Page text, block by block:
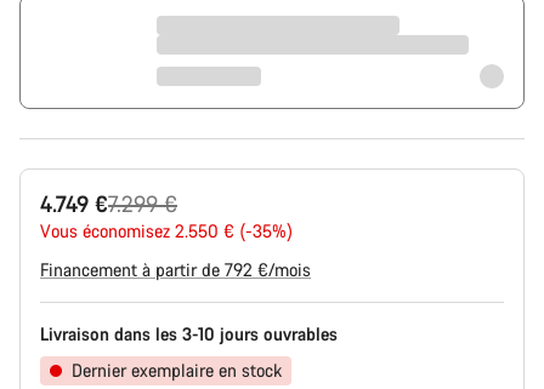
4.749 €
Prix
d’origine
7.299 €
Vous économisez 2.550 € (-35%)
Financement à partir de 792 €/mois
Livraison dans les 3-10 jours ouvrables
Dernier exemplaire en stock